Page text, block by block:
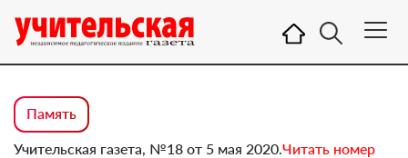
Память
Учительская газета, №18 от 5 мая 2020.Читать номер